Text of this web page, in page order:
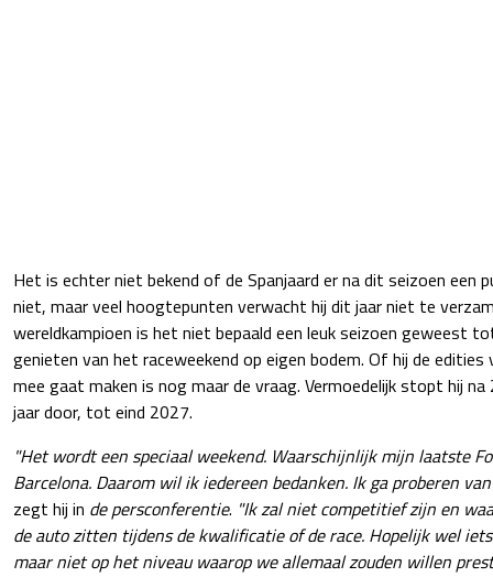
Het is echter niet bekend of de Spanjaard er na dit seizoen
niet, maar veel hoogtepunten verwacht hij dit jaar niet te
wereldkampioen is het niet bepaald een leuk seizoen geweest
genieten van het raceweekend op eigen bodem. Of hij de
mee gaat maken is nog maar de vraag. Vermoedelijk stopt hij
jaar door, tot eind 2027.
"Het wordt een speciaal weekend. Waarschijnlijk mijn laatste
Barcelona. Daarom wil ik iedereen bedanken. Ik ga proberen
zegt hij in de persconferentie. "Ik zal niet competitief zijn en
de auto zitten tijdens de kwalificatie of de race. Hopelijk wel
maar niet op het niveau waarop we allemaal zouden willen